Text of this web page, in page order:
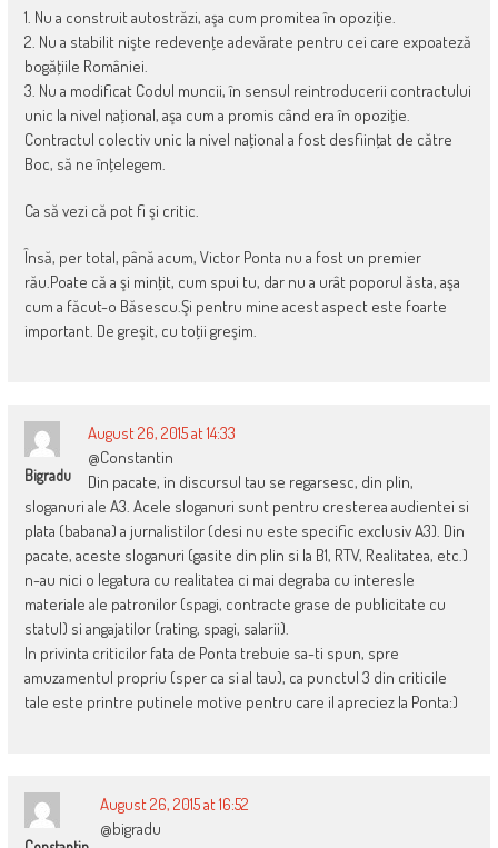
1. Nu a construit autostrăzi, aşa cum promitea în opoziţie.
2. Nu a stabilit nişte redevenţe adevărate pentru cei care expoateză
bogăţiile României.
3. Nu a modificat Codul muncii, în sensul reintroducerii contractului
unic la nivel naţional, aşa cum a promis când era în opoziţie.
Contractul colectiv unic la nivel naţional a fost desfiinţat de către
Boc, să ne înţelegem.
Ca să vezi că pot fi şi critic.
Însă, per total, până acum, Victor Ponta nu a fost un premier
rău.Poate că a şi minţit, cum spui tu, dar nu a urât poporul ăsta, aşa
cum a făcut-o Băsescu.Şi pentru mine acest aspect este foarte
important. De greşit, cu toţii greşim.
Bigradu
August 26, 2015 at 14:33
@Constantin
Din pacate, in discursul tau se regarsesc, din plin,
sloganuri ale A3. Acele sloganuri sunt pentru cresterea audientei si
plata (babana) a jurnalistilor (desi nu este specific exclusiv A3). Din
pacate, aceste sloganuri (gasite din plin si la B1, RTV, Realitatea, etc.)
n-au nici o legatura cu realitatea ci mai degraba cu interesle
materiale ale patronilor (spagi, contracte grase de publicitate cu
statul) si angajatilor (rating, spagi, salarii).
In privinta criticilor fata de Ponta trebuie sa-ti spun, spre
amuzamentul propriu (sper ca si al tau), ca punctul 3 din criticile
tale este printre putinele motive pentru care il apreciez la Ponta:)
August 26, 2015 at 16:52
@bigradu